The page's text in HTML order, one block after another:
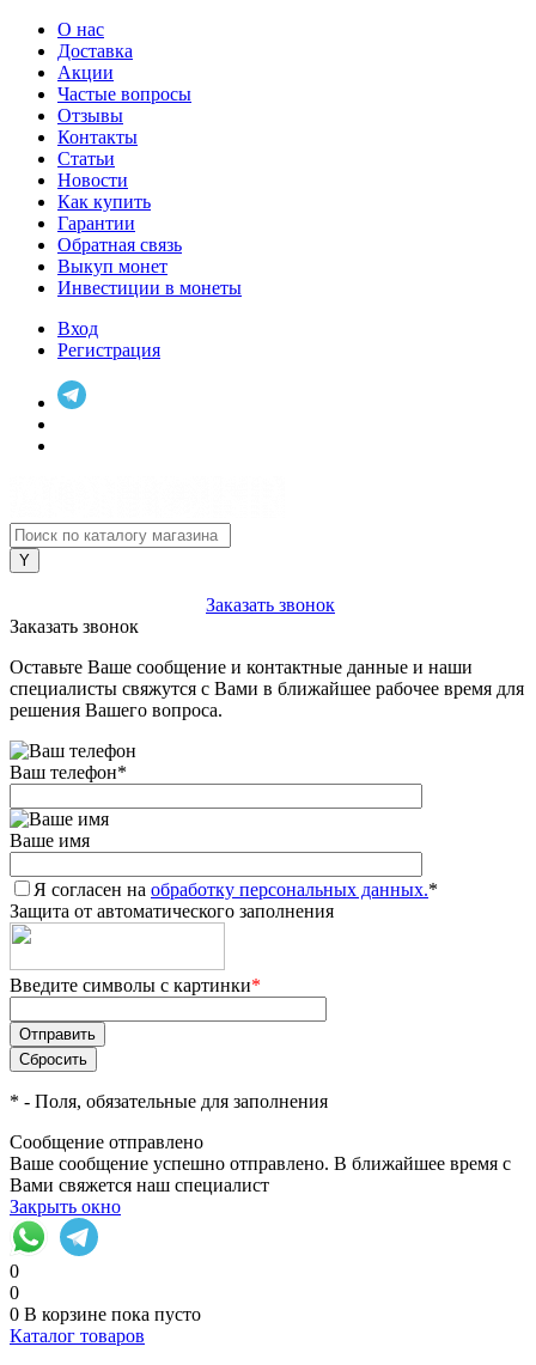
О нас
Доставка
Акции
Частые вопросы
Отзывы
Контакты
Статьи
Новости
Как купить
Гарантии
Обратная связь
Выкуп монет
Инвестиции в монеты
Вход
Регистрация
Заказать звонок
Заказать звонок
Оставьте Ваше сообщение и контактные данные и наши
специалисты свяжутся с Вами в ближайшее рабочее время для
решения Вашего вопроса.
Ваш телефон*
Ваше имя
Я согласен на обработку персональных данных.*
Защита от автоматического заполнения
Введите символы с картинки*
* - Поля, обязательные для заполнения
Сообщение отправлено
Ваше сообщение успешно отправлено. В ближайшее время с
Вами свяжется наш специалист
Закрыть окно
0
0
0 В корзине пока пусто
Каталог товаров